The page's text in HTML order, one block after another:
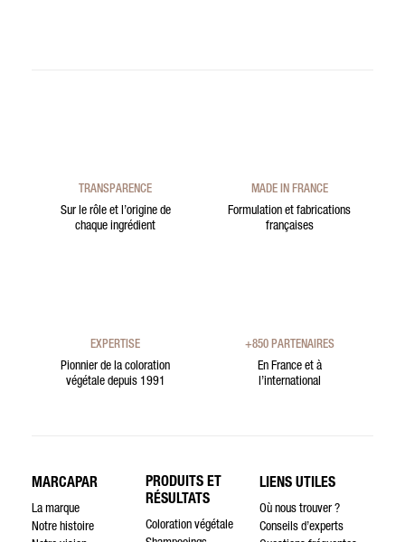
TRANSPARENCE
Sur le rôle et l’origine de
chaque ingrédient
MADE IN FRANCE
Formulation et fabrications
françaises
EXPERTISE
Pionnier de la coloration
végétale depuis 1991
+850 PARTENAIRES
En France et à
l’international
MARCAPAR
La marque
Notre histoire
PRODUITS ET
RÉSULTATS
Coloration végétale
LIENS UTILES
Où nous trouver ?
Conseils d’experts